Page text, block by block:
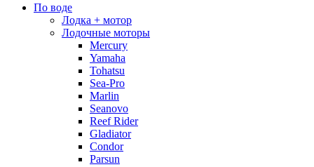
По воде
Лодка + мотор
Лодочные моторы
Mercury
Yamaha
Tohatsu
Sea-Pro
Marlin
Seanovo
Reef Rider
Gladiator
Condor
Parsun